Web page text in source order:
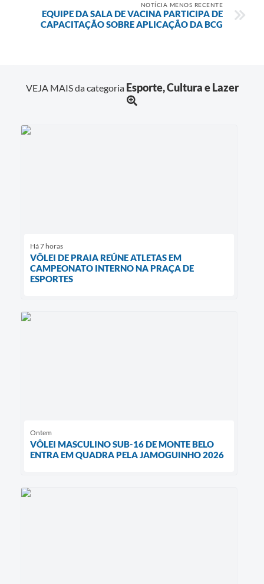
NOTÍCIA MENOS RECENTE
EQUIPE DA SALA DE VACINA PARTICIPA DE
CAPACITAÇÃO SOBRE APLICAÇÃO DA BCG
VEJA MAIS da categoria Esporte, Cultura e Lazer
Há 7 horas
VÔLEI DE PRAIA REÚNE ATLETAS EM
CAMPEONATO INTERNO NA PRAÇA DE
ESPORTES
Ontem
VÔLEI MASCULINO SUB-16 DE MONTE BELO
ENTRA EM QUADRA PELA JAMOGUINHO 2026